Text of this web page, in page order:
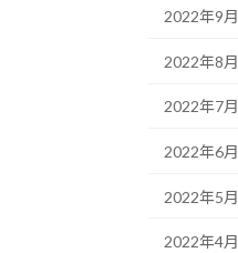
2022年9月
2022年8月
2022年7月
2022年6月
2022年5月
2022年4月